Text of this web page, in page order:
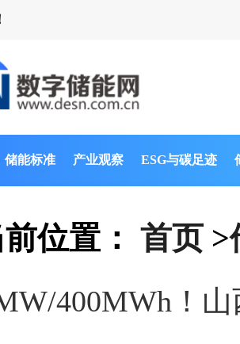
储能标准 产业观察 ESG与碳足迹
位置： 首页 >
400MWh！